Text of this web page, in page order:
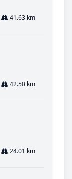
41.63 km
42.50 km
24.01 km